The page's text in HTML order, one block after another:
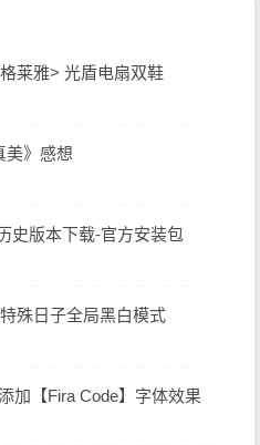
莱雅> 光盾电扇双鞋
美》感想
史版本下载-官方安装包
殊日子全局黑白模式
加【Fira Code】字体效果